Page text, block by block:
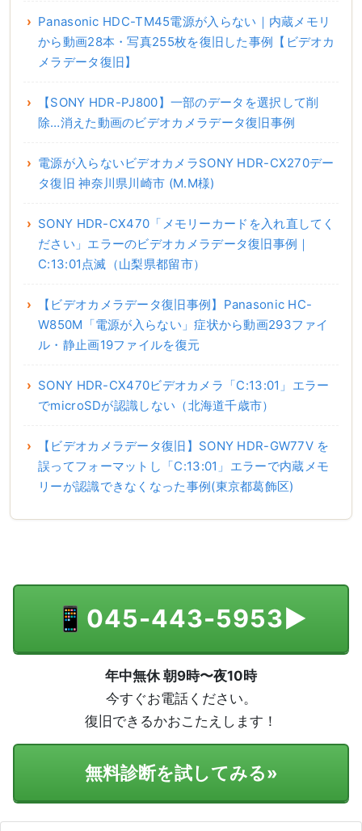
Panasonic HDC-TM45電源が入らない｜内蔵メモリ
から動画28本・写真255枚を復旧した事例【ビデオカ
メラデータ復旧】
【SONY HDR-PJ800】一部のデータを選択して削
除…消えた動画のビデオカメラデータ復旧事例
電源が入らないビデオカメラSONY HDR-CX270デー
タ復旧 神奈川県川崎市 (M.M様)
SONY HDR-CX470「メモリーカードを入れ直してく
ださい」エラーのビデオカメラデータ復旧事例｜
C:13:01点滅（山梨県都留市）
【ビデオカメラデータ復旧事例】Panasonic HC-
W850M「電源が入らない」症状から動画293ファイ
ル・静止画19ファイルを復元
SONY HDR-CX470ビデオカメラ「C:13:01」エラー
でmicroSDが認識しない（北海道千歳市）
【ビデオカメラデータ復旧】SONY HDR-GW77V を
誤ってフォーマットし「C:13:01」エラーで内蔵メモ
リーが認識できなくなった事例(東京都葛飾区)
📱 045-443-5953▶
年中無休 朝9時〜夜10時
今すぐお電話ください。
復旧できるかおこたえします！
無料診断を試してみる»